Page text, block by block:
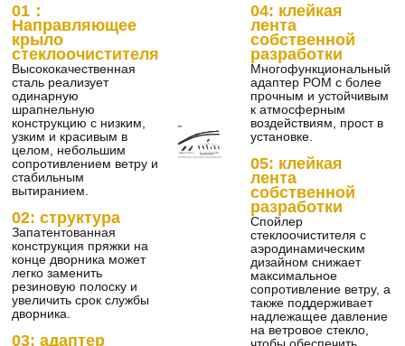
01：
Направляющее
крыло
стеклоочистителя
Высококачественная
сталь реализует
одинарную
шрапнельную
конструкцию с низким,
узким и красивым в
целом, небольшим
сопротивлением ветру и
стабильным
вытиранием.
02: структура
Запатентованная
конструкция пряжки на
конце дворника может
легко заменить
резиновую полоску и
увеличить срок службы
дворника.
03: адаптер
04: клейкая
лента
собственной
разработки
Многофункциональный
адаптер POM с более
прочным и устойчивым
к атмосферным
воздействиям, прост в
установке.
05: клейкая
лента
собственной
разработки
Спойлер
стеклоочистителя с
аэродинамическим
дизайном снижает
максимальное
сопротивление ветру, а
также поддерживает
надлежащее давление
на ветровое стекло,
чтобы обеспечить